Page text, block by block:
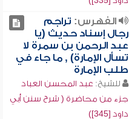
الفهرس: تراجم
رجال إسناد حديث (يا
عبد الرحمن بن سمرة لا
تسأل الإمارة) , ما جاء في
طلب الإمارة
للشيخ: عبد المحسن العباد
جزء من محاضرة ( شرح سنن أبي
داود [345])